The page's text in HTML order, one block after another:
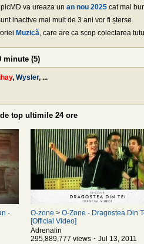
va ureaza un an nou 2025 cat mai
inactive mai mult de 3 ani vor fi șterse.
Muzică, care are ca scop colectarea
minute (5)
, Wysler, ...
top ultimile 24 ore
-
O-zone > O-Zone - Dragostea Din
[Official Video]
Adrenalin
295,889,777 views ･ Jul 13, 2011